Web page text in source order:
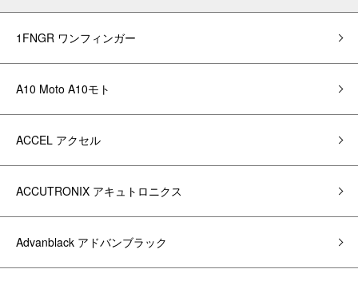
1FNGR ワンフィンガー
A10 Moto A10モト
ACCEL アクセル
ACCUTRONIX アキュトロニクス
Advanblack アドバンブラック